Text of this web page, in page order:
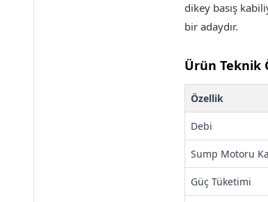
dikey basış
bir adaydır.
Ürün Teknik
Özellik
Debi
Sump Motoru
Güç Tüketimi